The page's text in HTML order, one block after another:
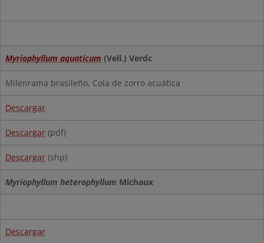
Myriophyllum aquaticum (Vell.) Verdc
Milenrama brasileño, Cola de zorro acuática
Descargar
Descargar (pdf)
Descargar (shp)
Myriophyllum heterophyllum Michaux
Descargar